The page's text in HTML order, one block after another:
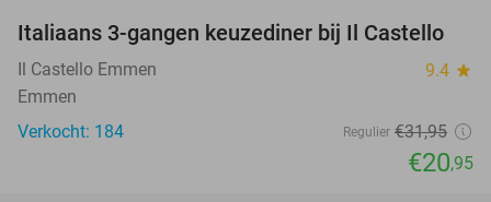
34%
Italiaans 3-gangen keuzediner bij Il Castello
Il Castello Emmen 9.4 star
Emmen
Verkocht: 184
Regulier €31,95
€20,95